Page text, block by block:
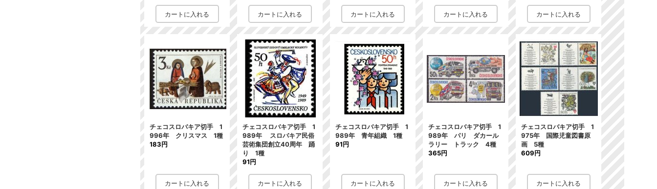
チェコスロバキア切手 1
996年 クリスマス 1種
183円
チェコスロバキア切手 1
989年 スロバキア民俗
芸術集団創立40周年 踊
り 1種
91円
チェコスロバキア切手 1
989年 青年組織 1種
91円
チェコスロバキア切手 1
989年 パリ ダカール
ラリー トラック 4種
365円
チェコスロバキア切手 1
975年 国際児童図書原
画 5種
609円